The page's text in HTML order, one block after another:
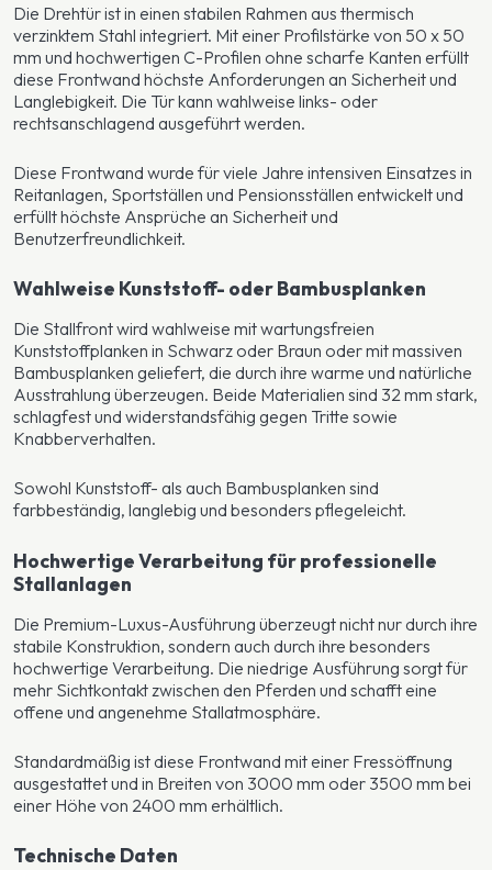
Die Drehtür ist in einen stabilen Rahmen aus thermisch
verzinktem Stahl integriert. Mit einer Profilstärke von 50 x 50
mm und hochwertigen C-Profilen ohne scharfe Kanten erfüllt
diese Frontwand höchste Anforderungen an Sicherheit und
Langlebigkeit. Die Tür kann wahlweise links- oder
rechtsanschlagend ausgeführt werden.
Diese Frontwand wurde für viele Jahre intensiven Einsatzes in
Reitanlagen, Sportställen und Pensionsställen entwickelt und
erfüllt höchste Ansprüche an Sicherheit und
Benutzerfreundlichkeit.
Wahlweise Kunststoff- oder Bambusplanken
Die Stallfront wird wahlweise mit wartungsfreien
Kunststoffplanken in Schwarz oder Braun oder mit massiven
Bambusplanken geliefert, die durch ihre warme und natürliche
Ausstrahlung überzeugen. Beide Materialien sind 32 mm stark,
schlagfest und widerstandsfähig gegen Tritte sowie
Knabberverhalten.
Sowohl Kunststoff- als auch Bambusplanken sind
farbbeständig, langlebig und besonders pflegeleicht.
Hochwertige Verarbeitung für professionelle
Stallanlagen
Die Premium-Luxus-Ausführung überzeugt nicht nur durch ihre
stabile Konstruktion, sondern auch durch ihre besonders
hochwertige Verarbeitung. Die niedrige Ausführung sorgt für
mehr Sichtkontakt zwischen den Pferden und schafft eine
offene und angenehme Stallatmosphäre.
Standardmäßig ist diese Frontwand mit einer Fressöffnung
ausgestattet und in Breiten von 3000 mm oder 3500 mm bei
einer Höhe von 2400 mm erhältlich.
Technische Daten